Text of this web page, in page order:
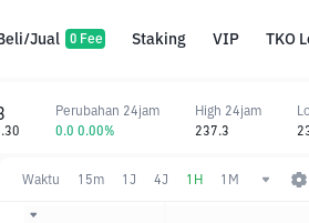
Jual 0 Fee Staking VIP TKO
Waktu 15m 1J 4J 1H 1M
Perubahan 24jam
0.0 0.00%
High 24jam
237.3